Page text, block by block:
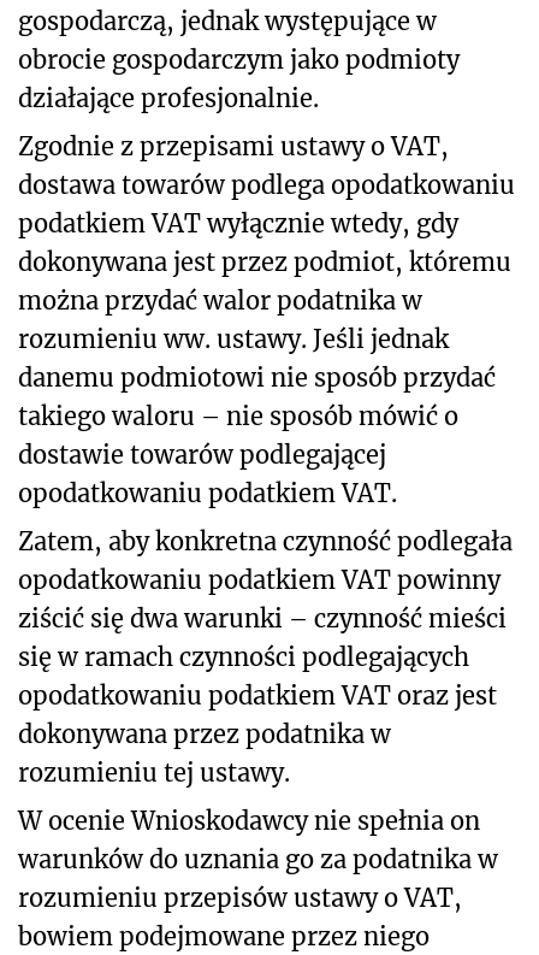
gospodarczą, jednak występujące w
obrocie gospodarczym jako podmioty
działające profesjonalnie.
Zgodnie z przepisami ustawy o VAT,
dostawa towarów podlega opodatkowaniu
podatkiem VAT wyłącznie wtedy, gdy
dokonywana jest przez podmiot, któremu
można przydać walor podatnika w
rozumieniu ww. ustawy. Jeśli jednak
danemu podmiotowi nie sposób przydać
takiego waloru – nie sposób mówić o
dostawie towarów podlegającej
opodatkowaniu podatkiem VAT.
Zatem, aby konkretna czynność podlegała
opodatkowaniu podatkiem VAT powinny
ziścić się dwa warunki – czynność mieści
się w ramach czynności podlegających
opodatkowaniu podatkiem VAT oraz jest
dokonywana przez podatnika w
rozumieniu tej ustawy.
W ocenie Wnioskodawcy nie spełnia on
warunków do uznania go za podatnika w
rozumieniu przepisów ustawy o VAT,
bowiem podejmowane przez niego